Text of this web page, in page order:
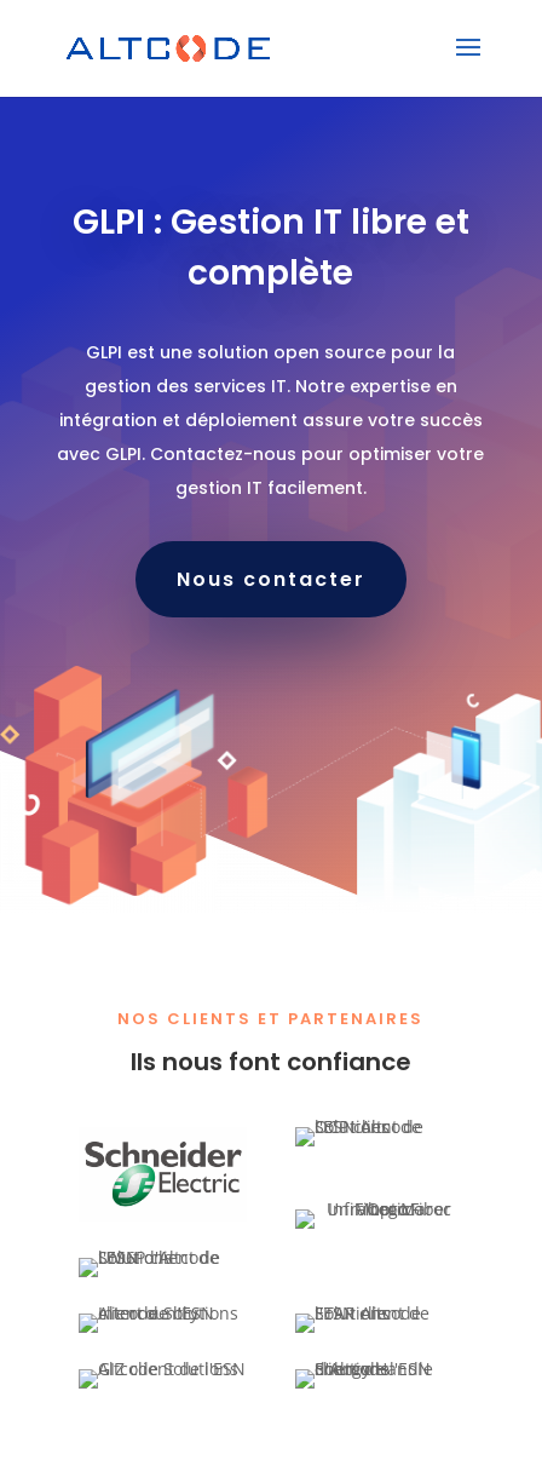
GLPI : Gestion IT libre et
complète
GLPI est une solution open source pour la
gestion des services IT. Notre expertise en
intégration et déploiement assure votre succès
avec GLPI. Contactez-nous pour optimiser votre
gestion IT facilement.
Nous contacter
NOS CLIENTS ET PARTENAIRES
Ils nous font confiance